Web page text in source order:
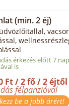
(min. 2 éj)
érkezés előtt 7
is
Ft / 2 fő / 2 éjtől
félpanzióval
be a jobb árért!